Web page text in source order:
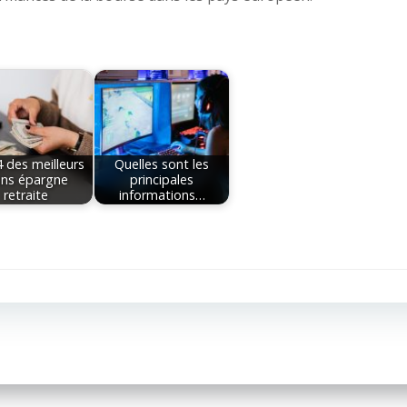
des meilleurs
épargne
retraite
Quelles sont les
principales
informations…